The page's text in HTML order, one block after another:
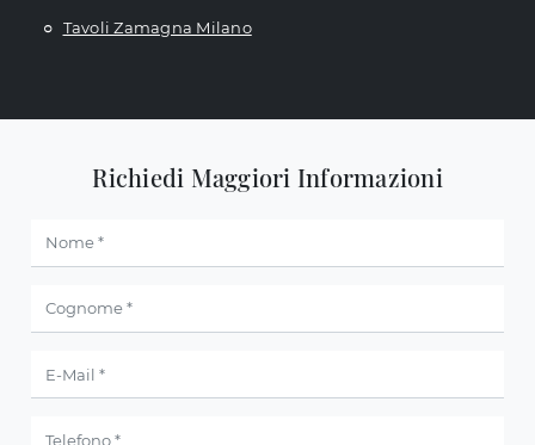
Tavoli Zamagna Milano
Richiedi Maggiori Informazioni